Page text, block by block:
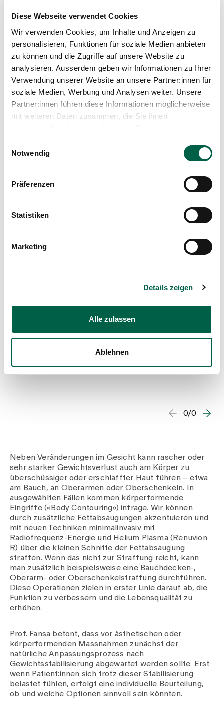
Diese Webseite verwendet Cookies
Wir verwenden Cookies, um Inhalte und Anzeigen zu
personalisieren, Funktionen für soziale Medien anbieten
zu können und die Zugriffe auf unsere Website zu
analysieren. Ausserdem geben wir Informationen zu Ihrer
Verwendung unserer Website an unsere Partner:innen für
soziale Medien, Werbung und Analysen weiter. Unsere
Partner:innen führen diese Informationen möglicherweise
mit weiteren Daten zusammen, die Sie ihnen
bereitgestellt haben oder die sie im Rahmen Ihrer
Notwendig
Präferenzen
Statistiken
Marketing
Details zeigen
Alle zulassen
Ablehnen
feine Falten treten deutlicher hervor. Ein deutliches
Abgrenzung zwischen Wange und Nase und Mund.
Diese erscheint deutlich tiefer nach einer
erfolgreichen GLP-1-Agonisten Therapie (Ozempic,
Wegovy etc). Aus plastisch-chirurgischer Sicht handelt
es sich um einen physiologischen Vorgang, dessen
Ausprägung individuell unterschiedlich ist und unter
anderem von Genetik, Alter, Hautqualität und Tempo
der Gewichtsreduktion abhängt. Sollten Patient:innen
unter diesen Veränderungen leiden, ist eine diskrete,
0/0
Neben Veränderungen im Gesicht kann rascher oder
sehr starker Gewichtsverlust auch am Körper zu
überschüssiger oder erschlaffter Haut führen – etwa
am Bauch, an Oberarmen oder Oberschenkeln. In
ausgewählten Fällen kommen körperformende
Eingriffe («Body Contouring») infrage. Wir können
durch zusätzliche Fettabsaugungen akzentuieren und
mit neuen Techniken minimalinvasiv mit
Radiofrequenz-Energie und Helium Plasma (Renuvion
R) über die kleinen Schnitte der Fettabsaugung
straffen. Wenn das nicht zur Straffung reicht, kann
man zusätzlich beispielsweise eine Bauchdecken-,
Oberarm- oder Oberschenkelstraffung durchführen.
Diese Operationen zielen in erster Linie darauf ab, die
Funktion zu verbessern und die Lebensqualität zu
erhöhen.
Prof. Fansa betont, dass vor ästhetischen oder
körperformenden Massnahmen zunächst der
natürliche Anpassungsprozess nach
Gewichtsstabilisierung abgewartet werden sollte. Erst
wenn Patient:innen sich trotz dieser Stabilisierung
belastet fühlen, erfolgt eine individuelle Beurteilung,
ob und welche Optionen sinnvoll sein könnten.